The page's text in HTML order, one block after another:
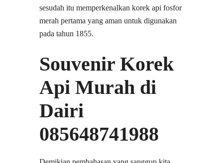
sesudah itu memperkenalkan korek api fosfor
merah pertama yang aman untuk digunakan
pada tahun 1855.
Souvenir Korek
Api Murah di
Dairi
085648741988